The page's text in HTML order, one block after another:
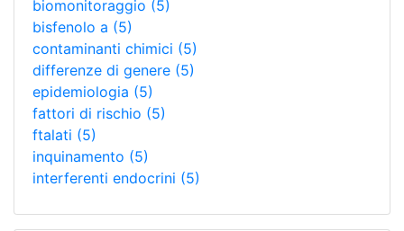
biomonitoraggio (5)
bisfenolo a (5)
contaminanti chimici (5)
differenze di genere (5)
epidemiologia (5)
fattori di rischio (5)
ftalati (5)
inquinamento (5)
interferenti endocrini (5)